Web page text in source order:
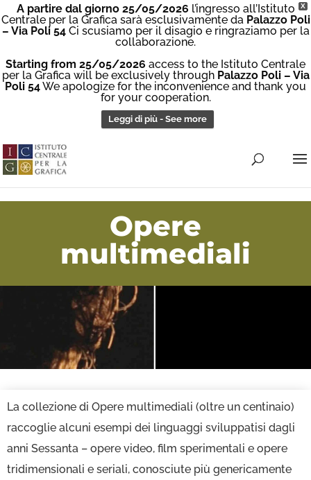
X
A partire dal giorno 25/05/2026 l’ingresso all’Istituto
Centrale per la Grafica sarà esclusivamente da Palazzo Poli
– Via Poli 54Ci scusiamo per il disagio e ringraziamo per la
collaborazione.
Starting from 25/05/2026 access to the Istituto Centrale
per la Grafica will be exclusively through Palazzo Poli – Via
Poli 54We apologize for the inconvenience and thank you
for your cooperation.
Leggi di più - See more
Opere
multimediali
La collezione di Opere multimediali (oltre un centinaio)
raccoglie alcuni esempi dei linguaggi sviluppatisi dagli
anni Sessanta – opere video, film sperimentali e opere
tridimensionali e seriali, conosciute più genericamente